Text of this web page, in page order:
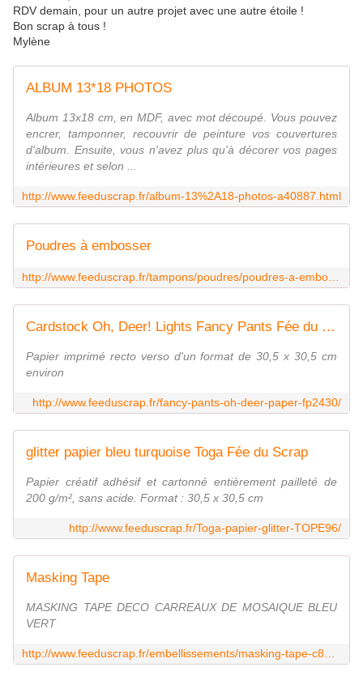
RDV demain, pour un autre projet avec une autre étoile !
Bon scrap à tous !
Mylène
ALBUM 13*18 PHOTOS
Album 13x18 cm, en MDF, avec mot découpé. Vous pouvez
encrer, tamponner, recouvrir de peinture vos couvertures
d'album. Ensuite, vous n'avez plus qu'à décorer vos pages
intérieures et selon ...
http://www.feeduscrap.fr/album-13%2A18-photos-a40887.html
Poudres à embosser
Cardstock Oh, Deer! Lights Fancy Pants Fée du Scrap
Papier imprimé recto verso d'un format de 30,5 x 30,5 cm
environ
http://www.feeduscrap.fr/fancy-pants-oh-deer-paper-fp2430/
glitter papier bleu turquoise Toga Fée du Scrap
Papier créatif adhésif et cartonné entièrement pailleté de
200 g/m², sans acide. Format : 30,5 x 30,5 cm
http://www.feeduscrap.fr/Toga-papier-glitter-TOPE96/
Masking Tape
MASKING TAPE DECO CARREAUX DE MOSAIQUE BLEU
VERT